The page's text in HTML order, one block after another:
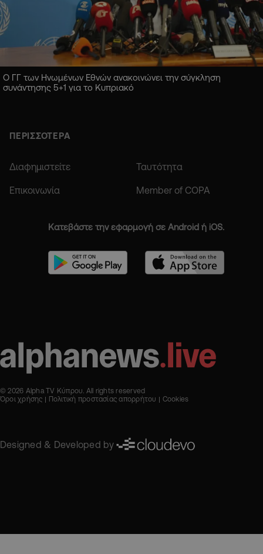
Ο ΓΓ των Ηνωμένων Εθνών ανακοινώνει την σύγκληση
συνάντησης 5+1 για το Κυπριακό
ΠΕΡΙΣΣΟΤΕΡΑ
Διαφημιστείτε Ταυτότητα
Επικοινωνία Member of COPA
Κατεβάστε την εφαρμογή σε Android ή iOS.
© 2026 Alpha TV Κύπρου. All rights reserved
Όροι χρήσης
Πολιτική προστασίας απορρήτου Cookies
Designed & Developed by